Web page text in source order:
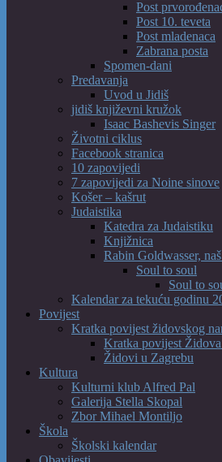
Post
Post 10. teveta
Post mladenaca
Zabrana posta
Spomen-dani
Predavanja
Uvod u Jidiš
jidiš književni kružok
Isaac Bashevis Singer
Životni ciklus
Facebook stranica
10 zapovijedi
7 zapovijedi za Noine sinove
Košer – kašrut
Judaistika
Katedra za Judaistiku
Knjižnica
Rabin Goldwasser,
Soul to soul
Soul to
Kalendar za tekuću godinu
Povijest
Kratka povijest židovskog
Kratka povijest
Židovi u Zagrebu
Kultura
Kulturni klub Alfred Pal
Galerija Stella Skopal
Zbor Mihael Montiljo
Škola
Školski kalendar